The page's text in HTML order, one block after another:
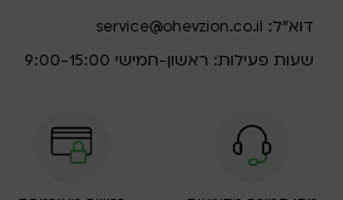
דוא”ל: service@ohevzion.co.il
שעות פעילות: ראשון-חמישי 9:00-15:00